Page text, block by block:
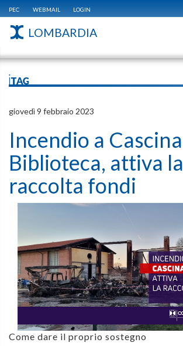
PEC WEBMAIL LOGIN
LOMBARDIA
iTAG
giovedì 9 febbraio 2023
Incendio a Cascina
Biblioteca, attiva la
raccolta fondi
Come dare il proprio sostegno